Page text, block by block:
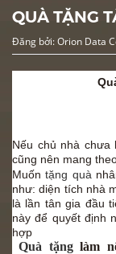
QUÀ TẶNG
Đăng bởi: Orion Data
Nếu chủ nhà
cũng nên mang
Muốntặng quà
như: diện tích nhà
là lần tân gia đầu
này để quyết định
hợp
Quà tặnglàm